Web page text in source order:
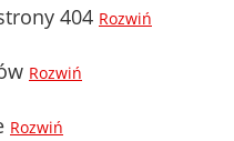
404 Rozwiń
Rozwiń
Rozwiń